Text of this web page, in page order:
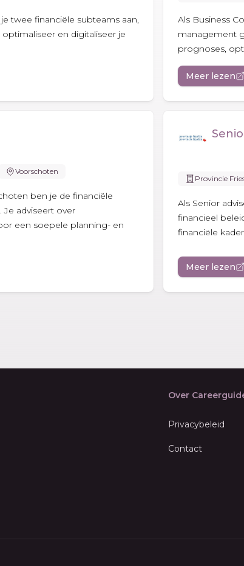
twee financiële subteams aan,
en digitaliseer je
Als Business
management
prognoses,
Meer lezen
Voorschoten
ben je de financiële
adviseert over
een soepele planning- en
Provincie
Als Senior
financieel
financiële
Meer lezen
Over
Privacybeleid
Contact